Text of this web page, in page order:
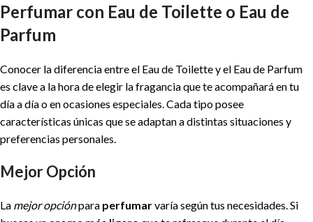
Perfumar con Eau de Toilette o Eau de
Parfum
Conocer la diferencia entre el Eau de Toilette y el Eau de Parfum
es clave a la hora de elegir la fragancia que te acompañará en tu
día a día o en ocasiones especiales. Cada tipo posee
características únicas que se adaptan a distintas situaciones y
preferencias personales.
Mejor Opción
La mejor opciónpara perfumarvaría según tus necesidades. Si